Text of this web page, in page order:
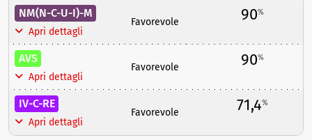
NM(N-C-U-I)-M
Apri dettagli
Favorevole 90%
AVS
Apri dettagli
Favorevole 90%
IV-C-RE
Apri dettagli
Favorevole 71,4%